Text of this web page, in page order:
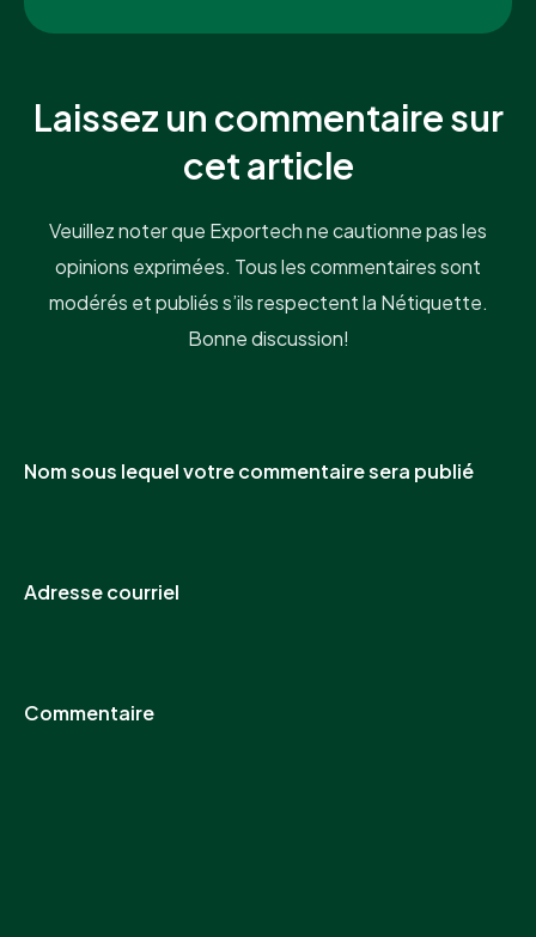
Laissez un commentaire sur
cet article
Veuillez noter que Exportech ne cautionne pas les
opinions exprimées. Tous les commentaires sont
modérés et publiés s’ils respectent la Nétiquette.
Bonne discussion!
Nom sous lequel votre commentaire sera publié
Adresse courriel
Commentaire